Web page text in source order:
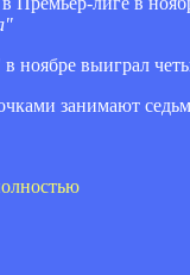
ноябре выиграл
занимают